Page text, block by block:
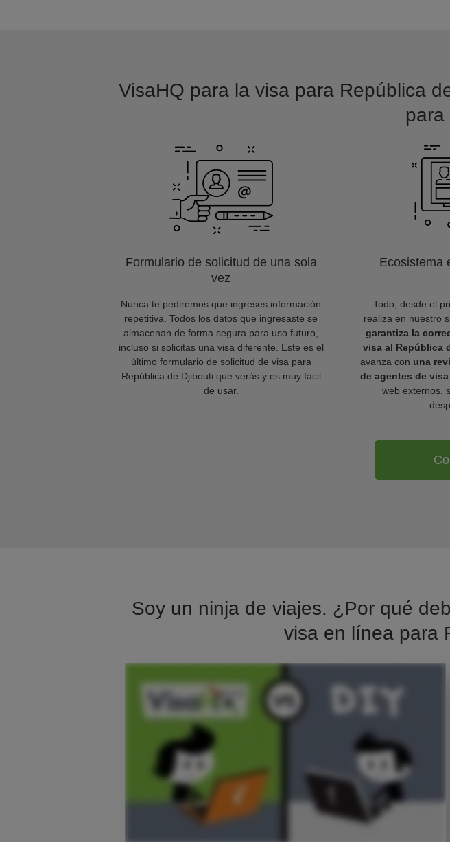
VisaHQ para la visa para República
para
Formulario de solicitud de una sola
vez
Nunca te pediremos que ingreses información
repetitiva. Todos los datos que ingresaste se
almacenan de forma segura para uso futuro,
incluso si solicitas una visa diferente. Este es el
último formulario de solicitud de visa para
República de Djibouti que verás y es muy fácil
de usar.
Ecosistema
Todo, desde el
realiza en nuestro
garantiza la
visa al República
avanza con una
de agentes de visa
web externos,
Soy un ninja de viajes. ¿Por qué
visa en línea para